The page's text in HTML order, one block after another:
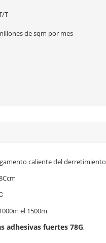
T
de sqm por mes
caliente del derretimiento
el 1500m
adhesivas fuertes 78G,